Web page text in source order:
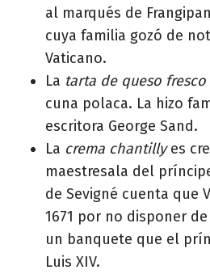
al marqués de
cuya familia gozó de
Vaticano.
La tarta de queso fresco
cuna polaca. La hizo
escritora George Sand.
La crema chantillyes
maestresala del
de Sevigné cuenta que
1671 por no disponer
un banquete que el
Luis XIV.